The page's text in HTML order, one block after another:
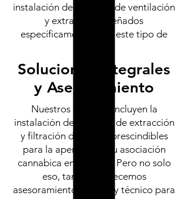
instalación de sistemas de ventilación
y extracción diseñados
específicamente para este tipo de
Soluciones integrales
y Asesoramiento
Nuestros servicios incluyen la
instalación de sistemas de extracción
y filtración de aire imprescindibles
para la apertura de tu asociación
cannabica en Tenerife. Pero no solo
eso, también ofrecemos
asesoramiento jurídico y técnico para